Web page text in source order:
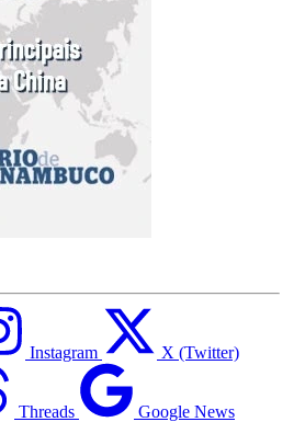
Instagram X (Twitter)
Threads Google News